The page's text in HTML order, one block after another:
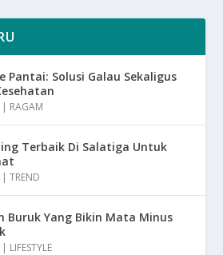
Pantai: Solusi Galau Sekaligus
| RAGAM
Terbaik Di Salatiga Untuk
|TREND
Buruk Yang Bikin Mata Minus
| LIFESTYLE